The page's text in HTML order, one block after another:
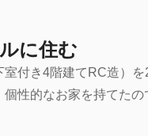
に住む
付き4階建てRC造）
性的なお家を持てたの